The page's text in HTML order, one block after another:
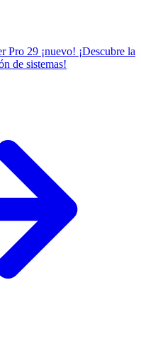
Pro 29 ¡nuevo! ¡Descubre la
de sistemas!